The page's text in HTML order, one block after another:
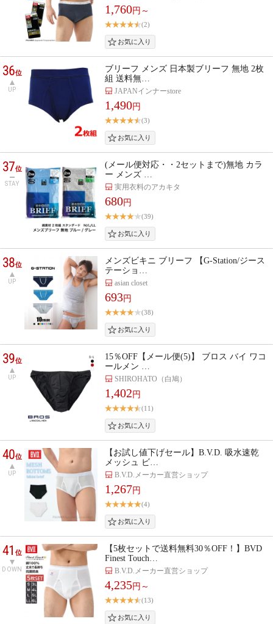
1,760円～
(2)
36位
UP
ブリーフ メンズ 日本製ブリーフ 無地 2枚
組 送料無…
JAPANインナーstore
1,490円
(3)
37位
STAY
(メール便対応・・2セットまで)無地 カラ
ー メンズ …
実用衣料のアカキタ
680円
(39)
38位
UP
メンズビキニ ブリーフ 【G-Station/ジース
テーショ…
asian closet
693円
(38)
39位
UP
15％OFF【メール便(5)】 ブロス バイ ワコ
ールメン …
SHIROHATO（白鳩）
1,402 円
(11)
40位
UP
【お試し値下げセール】B.V.D. 吸水速乾
メッシュ ビ…
B.V.D.メーカー直営ショップ
1,267円
(4)
41位
DOWN
【5枚セットで送料無料30％OFF！】BVD
Finest Touch…
B.V.D.メーカー直営ショップ
4,235円～
(13)